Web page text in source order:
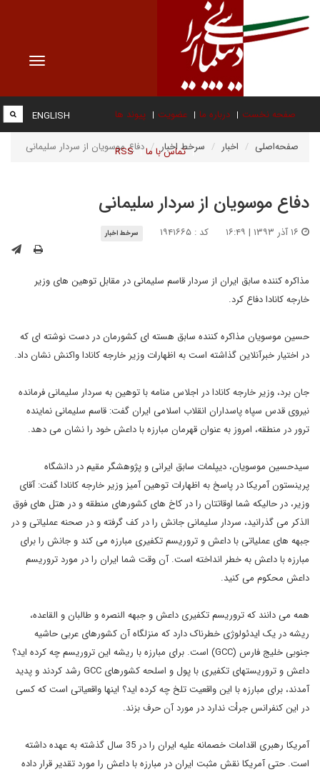
Toggle
صفحه نخست درباره ما عضویت پیوند ها
تماس با ما RSS
ENGLISH
صفحه‌اصلی اخبار سرخط اخبار دفاع موسویان از سردار سلیمانی
دفاع موسویان از سردار سلیمانی
کد : ۱۹۴۱۶۶۵ سرخط اخبار
مذاکره کننده سابق ایران از سردار قاسم سلیمانی در مقابل توهین های وزیر
خارجه کانادا دفاع کرد.
حسین موسویان مذاکره کننده سابق هسته ای کشورمان در دست نوشته ای که
در اختیار خبرآنلاین گذاشته است به اظهارات وزیر خارجه کانادا واکنش نشان داد.
جان برد، وزیر خارجه کانادا در اجلاس منامه با توهین به سردار سلیمانی فرمانده
نیروی قدس سپاه پاسداران انقلاب اسلامی ایران گفت: قاسم سلیمانی نماینده
ترور در منطقه، امروز به عنوان قهرمان مبارزه با داعش خود را نشان می دهد.
سیدحسین موسویان، دیپلمات سابق ایرانی و پژوهشگر مقیم در دانشگاه
پرینستون آمریکا در پاسخ به اظهارات توهین آمیز وزیر خارجه کانادا گفت: آقای
وزیر، در حالیکه شما اوقاتتان را در کاخ های کشورهای منطقه و در هتل های فوق
الذکر می گذرانید، سردار سلیمانی جانش را در کف گرفته و در صحنه عملیاتی و در
جبهه های عملیاتی با داعش و تروریسم تکفیری مبارزه می کند و جانش را برای
مبارزه با داعش به خطر انداخته است. آن وقت شما ایران را در مورد تروریسم
داعش محکوم می کنید.
همه می دانند که تروریسم تکفیری داعش و جبهه النصره و طالبان و القاعده،
ریشه در یک ایدئولوژی خطرناک دارد که منزلگاه آن کشورهای عربی حاشیه
جنوبی خلیج فارس (GCC) است. برای مبارزه با ریشه این تروریسم چه کرده اید؟
داعش و تروریستهای تکفیری با پول و اسلحه کشورهای GCC رشد کردند و پدید
آمدند، برای مبارزه با این واقعیت تلخ چه کرده اید؟ اینها واقعیاتی است که کسی
در این کنفرانس جرأت ندارد در مورد آن حرف بزند.
آمریکا رهبری اقدامات خصمانه علیه ایران را در 35 سال گذشته به عهده داشته
است. حتی آمریکا نقش مثبت ایران در مبارزه با داعش را مورد تقدیر قرار داده